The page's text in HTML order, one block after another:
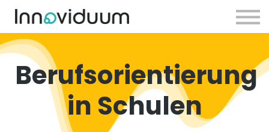
TalentLoop
TalentCoach
Berufsorientierung
in Schulen